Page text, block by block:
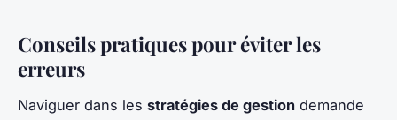
Conseils pratiques pour éviter les
erreurs
Naviguer dans les stratégies de gestion demande